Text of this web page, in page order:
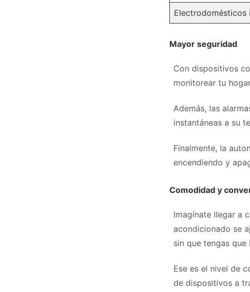
Electrodomésticos
Mayor seguridad
Con dispositivos
monitorear tu
Además, las
instantáneas a su
Finalmente, la
encendiendo y
Comodidad y
Imagínate llegar a
acondicionado se
sin que tengas que
Ese es el nivel de
de dispositivos a